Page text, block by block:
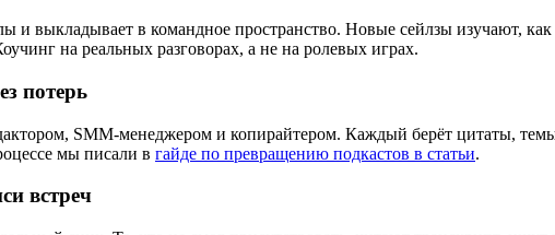
и выкладывает в командное пространство. Новые сейлзы изучают,
на реальных разговорах, а не на ролевых играх.
потерь
SMM-менеджером и копирайтером. Каждый берёт цитаты,
мы писали в гайде по превращению подкастов в статьи.
встреч